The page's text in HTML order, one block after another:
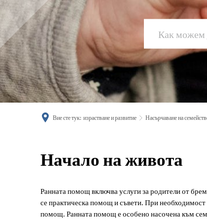
Вие сте тук: израстване и развитие Насърчаване на
Начало
живота
Начало на живота
Ранната помощ включва услуги за родители от
се практическа помощ и съвети. При необходимост
помощ. Ранната помощ е особено насочена към